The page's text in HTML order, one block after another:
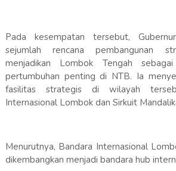
Pada kesempatan tersebut,
sejumlah rencana pembangunan
menjadikan Lombok Tengah
pertumbuhan penting di NTB. Ia
fasilitas strategis di wilayah
Internasional Lombok dan Sirkuit
Menurutnya, Bandara Internasional
dikembangkan menjadi bandara hub